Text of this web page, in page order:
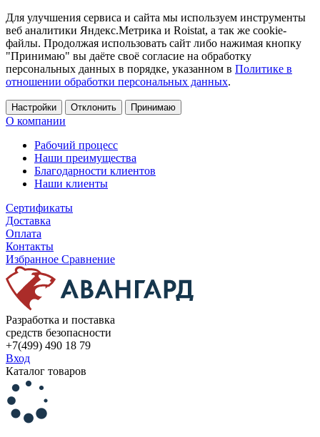
Для улучшения сервиса и сайта мы используем инструменты
веб аналитики Яндекс.Метрика и Roistat, а так же cookie-
файлы. Продолжая использовать сайт либо нажимая кнопку
"Принимаю" вы даёте своё согласие на обработку
персональных данных в порядке, указанном в Политике в
отношении обработки персональных данных.
Настройки Отклонить Принимаю
О компании
Рабочий процесс
Наши преимущества
Благодарности клиентов
Наши клиенты
Сертификаты
Доставка
Оплата
Контакты
Избранное Сравнение
Разработка и поставка
средств безопасности
+7(499) 490 18 79
Вход
Каталог товаров